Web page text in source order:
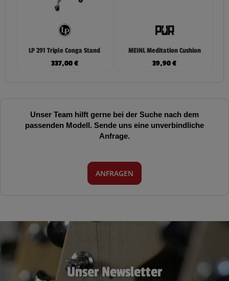
LP 291 Triple Conga Stand
337,00€
MEINL Meditation Cushion
39,90€
Unser Team hilft gerne bei der Suche nach dem
passenden Modell. Sende uns eine unverbindliche
Anfrage.
ANFRAGEN
Unser Newsletter